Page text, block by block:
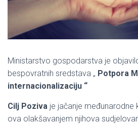
Ministarstvo gospodarstva je
bespovratnih sredstava „ Potpora
internacionalizaciju “
Cilj Poziva je jačanje međunarodne
ova olakšavanjem njihova